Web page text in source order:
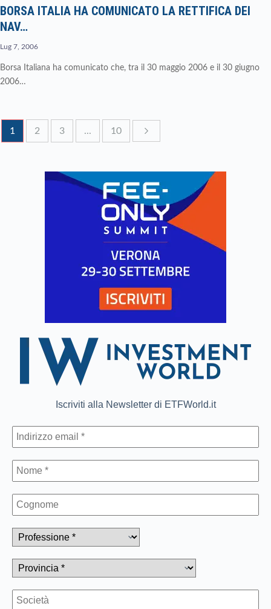
BORSA ITALIA HA COMUNICATO LA RETTIFICA DEI
NAV…
Lug 7, 2006
Borsa Italiana ha comunicato che, tra il 30 maggio 2006 e il 30 giugno
2006…
1 2 3 ... 10
Iscriviti alla Newsletter di ETFWorld.it